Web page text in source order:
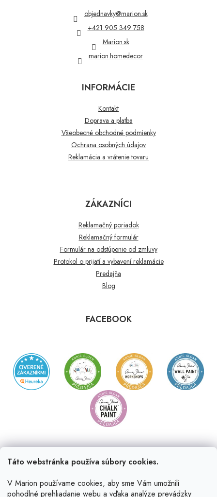
Táto webstránka používa súbory cookies.
V Marion používame cookies, aby sme Vám umožnili
pohodlné prehliadanie webu a vďaka analýze prevádzky
objednavky@marion.sk
+421 905 349 758
Marion.sk
marion.homedecor
INFORMÁCIE
Kontakt
Doprava a platba
Všeobecné obchodné podmienky
Ochrana osobných údajov
Reklamácia a vrátenie tovaru
ZÁKAZNÍCI
Reklamačný poriadok
Reklamačný formulár
Formulár na odstúpenie od zmluvy
Protokol o prijatí a vybavení reklamácie
Predajňa
Blog
FACEBOOK